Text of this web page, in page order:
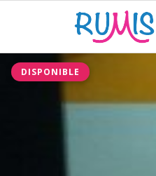
DISPONIBLE